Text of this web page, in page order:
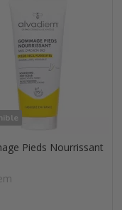
Pieds Nourrissant